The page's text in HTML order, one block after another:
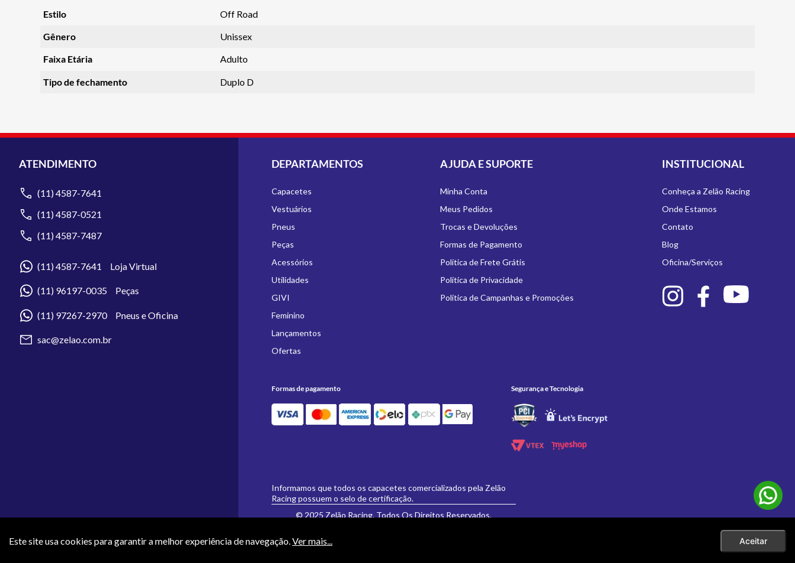
Este site usa cookies para garantir a melhor experiência de navegação.Ver mais... Aceitar
Estilo Off Road
Gênero Unissex
Faixa Etária Adulto
Tipo de fechamento Duplo D
ATENDIMENTO
(11) 4587-7641
(11) 4587-0521
(11) 4587-7487
(11) 4587-7641 Loja Virtual
(11) 96197-0035 Peças
(11) 97267-2970 Pneus e Oficina
sac@zelao.com.br
DEPARTAMENTOS
Capacetes
Vestuários
Pneus
Peças
Acessórios
Utilidades
GIVI
Feminino
Lançamentos
Ofertas
AJUDA E SUPORTE
Minha Conta
Meus Pedidos
Trocas e Devoluções
Formas de Pagamento
Política de Frete Grátis
Política de Privacidade
Política de Campanhas e Promoções
INSTITUCIONAL
Conheça a Zelão Racing
Onde Estamos
Contato
Blog
Oficina/Serviços
Formas de pagamento Segurança e Tecnologia
Informamos que todos os capacetes comercializados pela Zelão
Racing possuem o selo de certificação.
© 2025 Zelão Racing. Todos Os Direitos Reservados.